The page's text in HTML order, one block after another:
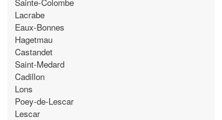
Lacrabe
Eaux-Bonnes
Hagetmau
Castandet
Saint-Medard
Cadillon
Lons
Poey-de-Lescar
Lescar